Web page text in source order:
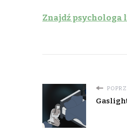
Znajdź psychologa